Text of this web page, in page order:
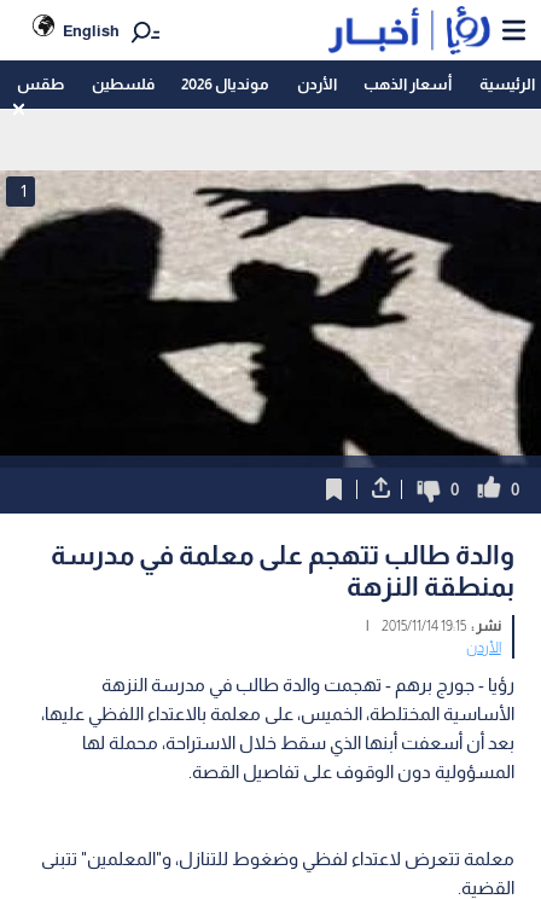
English
الرئيسية أسعار الذهب الأردن مونديال 2026 فلسطين طقس
1
0
0
والدة طالب تتهجم على معلمة في مدرسة
بمنطقة النزهة
نشر :19:15 2015/11/14
|
الأردن
رؤيا - جورج برهم - تهجمت والدة طالب في مدرسة النزهة
الأساسية المختلطة، الخميس، على معلمة بالاعتداء اللفظي عليها،
بعد أن أسعفت أبنها الذي سقط خلال الاستراحة، محملة لها
المسؤولية دون الوقوف على تفاصيل القصة.
معلمة تتعرض لاعتداء لفظي وضغوط للتنازل، و"المعلمين" تتبنى
القضية.